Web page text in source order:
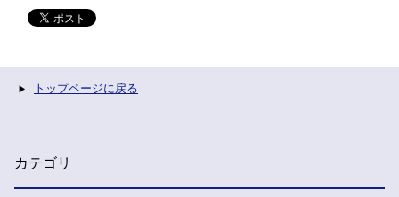
トップページに戻る
カテゴリ